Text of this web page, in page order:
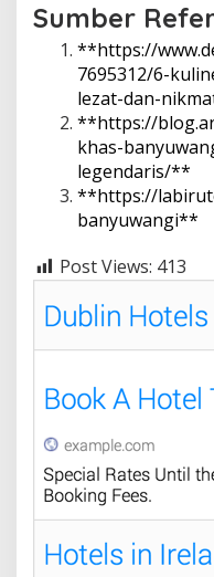
Sumber
**https://
7695312/6-
lezat-dan-
**https://
khas-
legendaris/**
**https://
banyuwangi**
Post Views: 413